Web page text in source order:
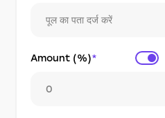
Amount (%)*